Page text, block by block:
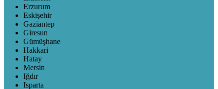
Erzurum
Eskişehir
Gaziantep
Giresun
Gümüşhane
Hakkari
Hatay
Mersin
Iğdır
Isparta